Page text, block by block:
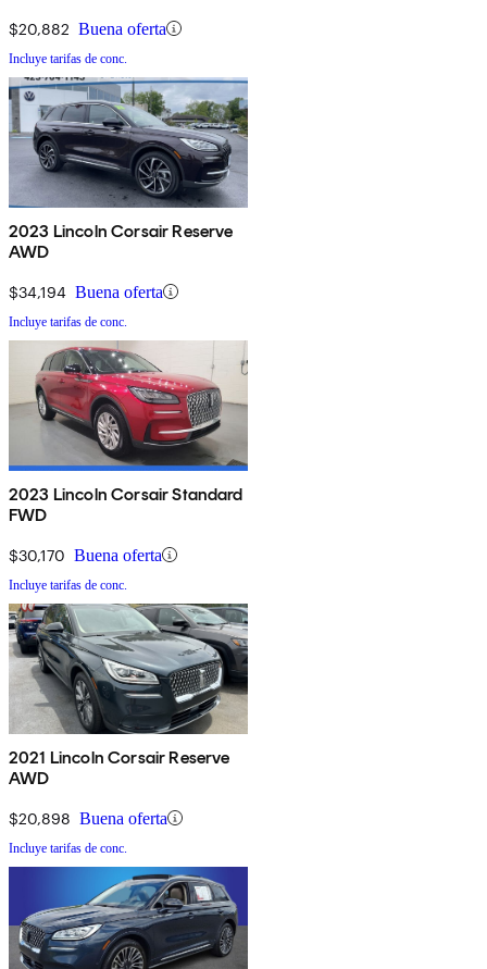
$20,882 Buena oferta
Incluye tarifas de conc.
2023 Lincoln Corsair Reserve
AWD
$34,194 Buena oferta
Incluye tarifas de conc.
2023 Lincoln Corsair Standard
FWD
$30,170 Buena oferta
Incluye tarifas de conc.
2021 Lincoln Corsair Reserve
AWD
$20,898 Buena oferta
Incluye tarifas de conc.